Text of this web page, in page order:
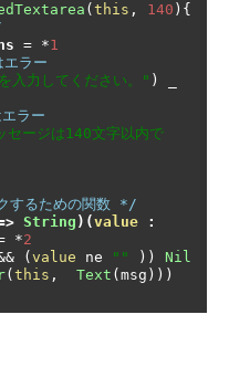
( this , 140 ){
= *1
ラー
入力してください。" )
ラー
セージは140文字以内で
するための関数 */
String )(value
:
*2
( value ne "" ))
Nil
( this , Text ( msg )))